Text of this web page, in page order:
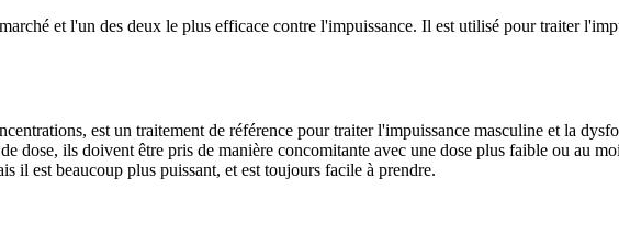
et l'un des deux le plus efficace contre l'impuissance. Il est utilisé pour traiter
est un traitement de référence pour traiter l'impuissance masculine et la
dose, ils doivent être pris de manière concomitante avec une dose plus faible ou au
il est beaucoup plus puissant, et est toujours facile à prendre.